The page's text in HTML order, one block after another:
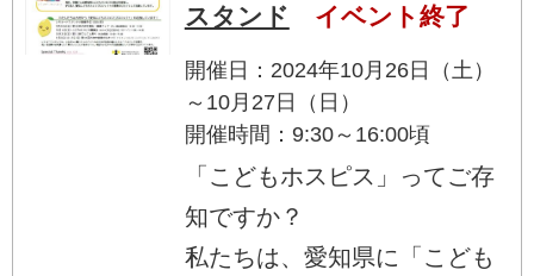
スタンド
イベント終了
開催日：2024年10月26日（土）
～10月27日（日）
開催時間：9:30～16:00頃
「こどもホスピス」ってご存
知ですか？
私たちは、愛知県に「こども